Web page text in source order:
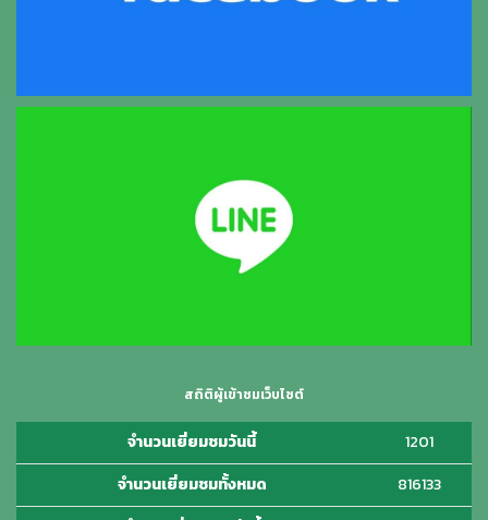
สถิติผู้เข้าชมเว็บไซต์
จำนวนเยี่ยมชมวันนี้
1201
จำนวนเยี่ยมชมทั้งหมด
816133